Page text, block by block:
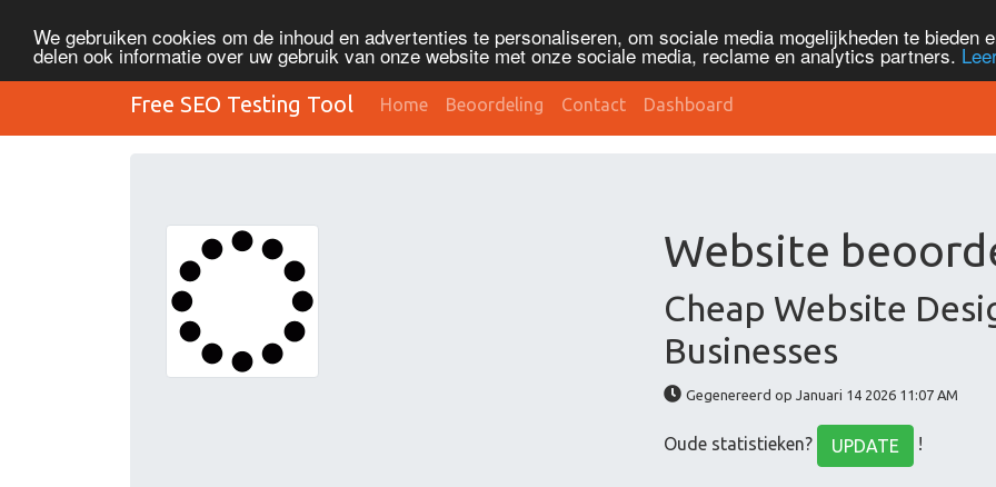
We gebruiken cookies om de inhoud en advertenties te personaliseren, om sociale media mogelijkheden te bieden
delen ook informatie over uw gebruik van onze website met onze sociale media, reclame en analytics partners.
Free SEO Testing Tool Home Beoordeling Contact Dashboard
Website
Cheap Website
Businesses
Gegenereerd op Januari 14 2026 11:07 AM
Oude statistieken? UPDATE !